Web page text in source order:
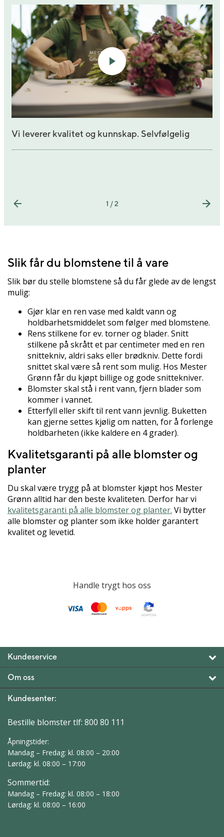
Vi leverer kvalitet og kunnskap. Selvfølgelig
1 / 2
Slik får du blomstene til å vare
Slik bør du stelle blomstene så du får glede av de lengst
mulig:
Gjør klar en ren vase med kaldt vann og
holdbarhetsmiddelet som følger med blomstene.
Rens stilkene for ev. torner og blader. Snitt
stilkene på skrått et par centimeter med en ren
snittekniv, aldri saks eller brødkniv. Dette fordi
snittet skal være så rent som mulig. Hos Mester
Grønn får du kjøpt billige og gode snittekniver.
Blomster skal stå i rent vann, fjern blader som
kommer i vannet.
Etterfyll eller skift til rent vann jevnlig. Buketten
kan gjerne settes kjølig om natten, for å forlenge
holdbarheten (ikke kaldere en 4 grader).
Kvalitetsgaranti på alle blomster og
planter
Du skal være trygg på at blomster kjøpt hos Mester
Grønn alltid har den beste kvaliteten. Derfor har vi
kvalitetsgaranti på alle blomster og planter. Vi bytter
alle blomster og planter som ikke holder garantert
kvalitet og levetid.
Handle trygt hos oss
Kundeservice
Om oss
Kundesenter:
Bestille blomster tlf: 800 80 111
Åpningstider:
Mandag – Fredag: kl. 08:00 – 20:00
Lørdag: kl. 08:00 – 17:00
Sommertid:
Mandag – Fredag: kl. 08:00 – 18:00
Lørdag: kl. 08:00 – 16:00